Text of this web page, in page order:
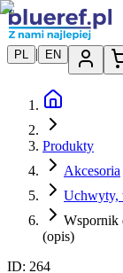
PL | EN
Produkty
Akcesoria
Uchwyty,
Wspornik
(opis)
ID: 264